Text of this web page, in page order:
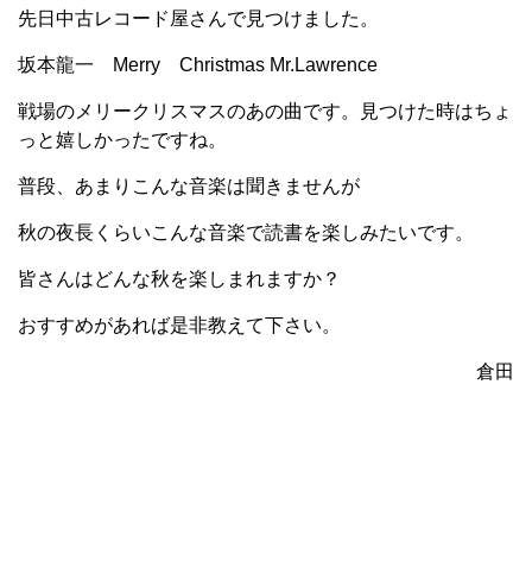
先日中古レコード屋さんで見つけました。
坂本龍一 Merry Christmas Mr.Lawrence
戦場のメリークリスマスのあの曲です。見つけた時はちょ
っと嬉しかったですね。
普段、あまりこんな音楽は聞きませんが
秋の夜長くらいこんな音楽で読書を楽しみたいです。
皆さんはどんな秋を楽しまれますか？
おすすめがあれば是非教えて下さい。
倉田